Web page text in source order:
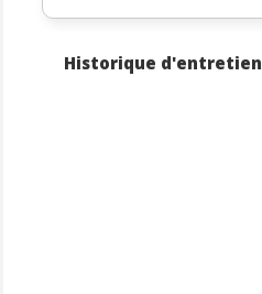
Historique d'entretien